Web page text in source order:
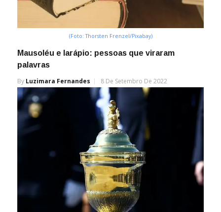
(Foto: Thorsten Frenzel/Pixabay)
Mausoléu e larápio: pessoas que viraram
palavras
By Luzimara Fernandes 8 De Setembro De 2022